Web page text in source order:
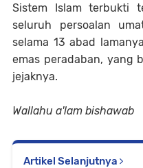
Sistem Islam terbukti
seluruh persoalan
selama 13 abad
emas peradaban, yang
jejaknya.
Wallahu a'lam bishawab
Artikel Selanjutnya